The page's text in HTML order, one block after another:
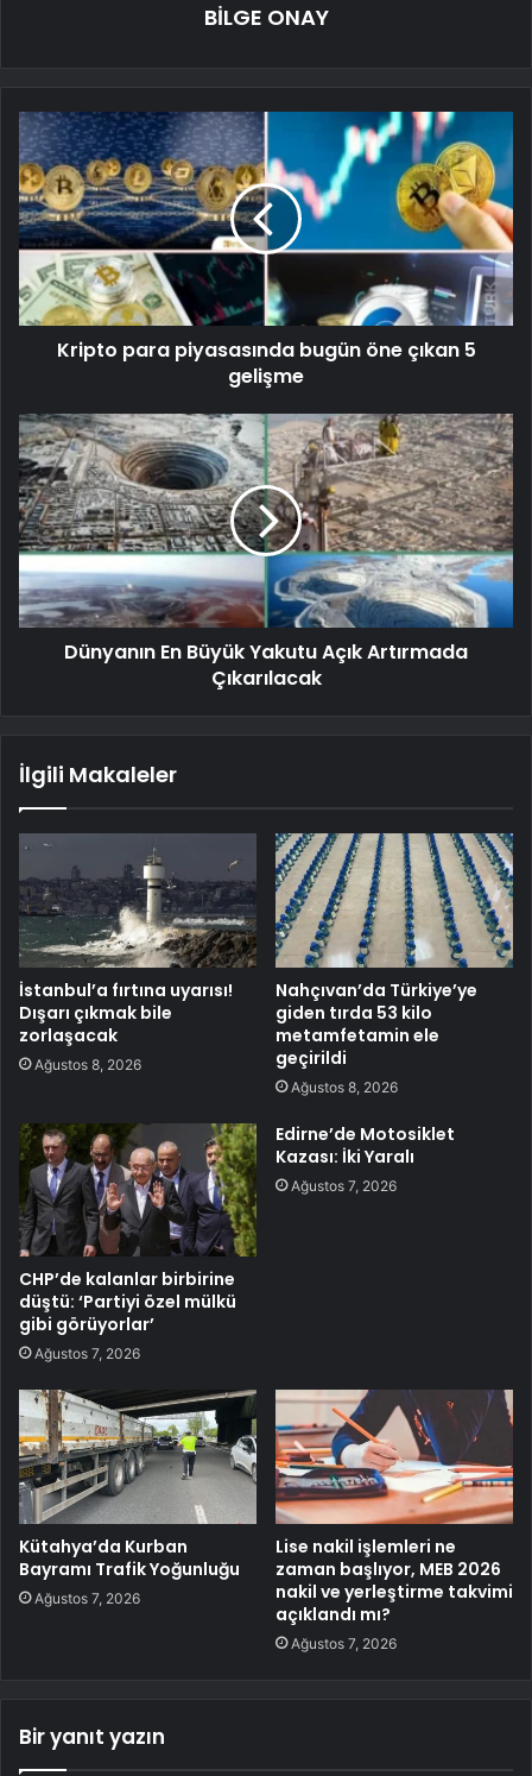
BİLGE ONAY
Kripto para piyasasında bugün öne çıkan 5
gelişme
Dünyanın En Büyük Yakutu Açık Artırmada
Çıkarılacak
İlgili Makaleler
İstanbul’a fırtına uyarısı!
Dışarı çıkmak bile
zorlaşacak
Ağustos 8, 2026
Nahçıvan’da Türkiye’ye
giden tırda 53 kilo
metamfetamin ele
geçirildi
Ağustos 8, 2026
CHP’de kalanlar birbirine
düştü: ‘Partiyi özel mülkü
gibi görüyorlar’
Ağustos 7, 2026
Edirne’de Motosiklet
Kazası: İki Yaralı
Ağustos 7, 2026
Kütahya’da Kurban
Bayramı Trafik Yoğunluğu
Ağustos 7, 2026
Lise nakil işlemleri ne
zaman başlıyor, MEB 2026
nakil ve yerleştirme takvimi
açıklandı mı?
Ağustos 7, 2026
Bir yanıt yazın